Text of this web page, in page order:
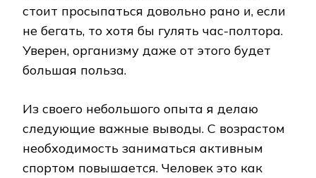
стоит просыпаться довольно рано и, если
не бегать, то хотя бы гулять час-полтора.
Уверен, организму даже от этого будет
большая польза.
Из своего небольшого опыта я делаю
следующие важные выводы. С возрастом
необходимость заниматься активным
спортом повышается. Человек это как